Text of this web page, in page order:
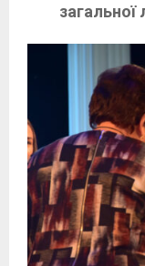
загальної